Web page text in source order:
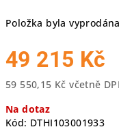
Položka byla
49 215 Kč
59 550,15 Kč včetně
cena:
Na dotaz
Kód: DTHI103001933